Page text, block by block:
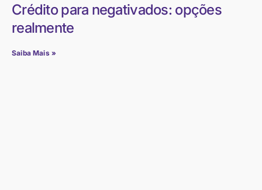
Crédito para negativados: opções
realmente
Saiba Mais »